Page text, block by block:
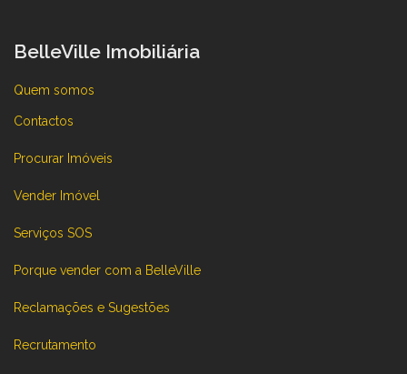
BelleVille Imobiliária
Quem somos
Contactos
Procurar Imóveis
Vender Imóvel
Serviços SOS
Porque vender com a BelleVille
Reclamações e Sugestões
Recrutamento